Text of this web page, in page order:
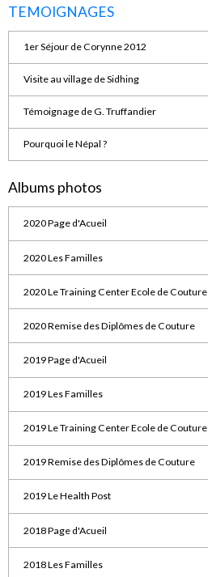
TEMOIGNAGES
1er Séjour de Corynne 2012
Visite au village de Sidhing
Témoignage de G. Truffandier
Pourquoi le Népal ?
Albums photos
2020 Page d'Acueil
2020 Les Familles
2020 Le Training Center Ecole de Couture
2020 Remise des Diplômes de Couture
2019 Page d'Acueil
2019 Les Familles
2019 Le Training Center Ecole de Couture
2019 Remise des Diplômes de Couture
2019 Le Health Post
2018 Page d'Acueil
2018 Les Familles